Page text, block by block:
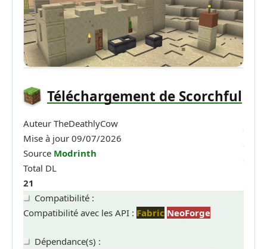
Téléchargement de Scorchful
Auteur TheDeathlyCow
Mise à jour 09/07/2026
Source Modrinth
Total DL
21
Compatibilité :
Compatibilité avec les API : Fabric NeoForge
Dépendance(s) :